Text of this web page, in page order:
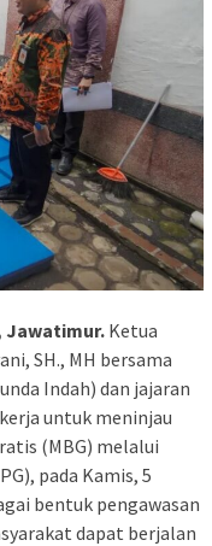
Jawatimur. Ketua
SH., MH bersama
Indah) dan jajaran
untuk meninjau
(MBG) melalui
pada Kamis, 5
bentuk pengawasan
dapat berjalan